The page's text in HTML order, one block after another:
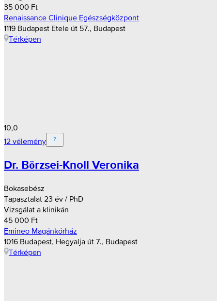
35 000 Ft
Renaissance Clinique Egészségközpont
1119 Budapest Etele út 57., Budapest
Térképen
10,0
12 vélemény
Dr. Börzsei-Knoll Veronika
Bokasebész
Tapasztalat 23 év / PhD
Vizsgálat a klinikán
45 000 Ft
Emineo Magánkórház
1016 Budapest, Hegyalja út 7., Budapest
Térképen